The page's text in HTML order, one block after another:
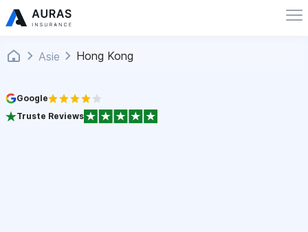
Asie Hong Kong
Google
Truste Reviews